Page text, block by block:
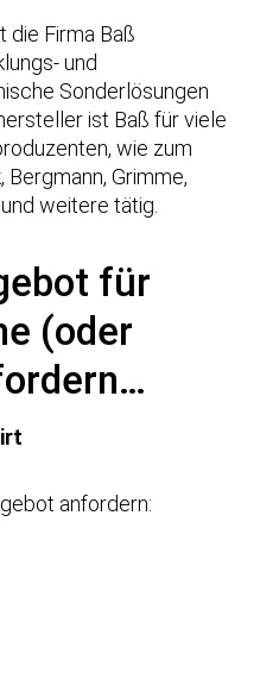
die Firma Baß
und
Sonderlösungen
ist Baß für viele
wie zum
Bergmann, Grimme,
weitere tätig.
für
(oder
anfordern: